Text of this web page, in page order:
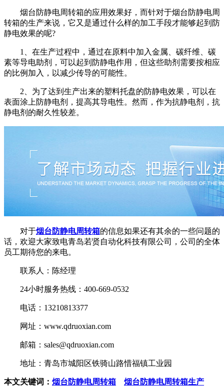
烟台防静电周转箱的应用效果好，而针对于烟台防静电周
转箱的生产来说，它又是通过什么样的加工手段才能够起到防
静电效果的呢?
1、在生产过程中，通过在原料中加入金属、碳纤维、碳
素等导电助剂，可以起到防静电作用，但这些助剂需要按相应
的比例加入，以减少传导的可能性。
2、为了达到生产出来的塑料托盘的防静电效果，可以在
表面涂上防静电剂，提高其导电性。然而，作为抗静电剂，抗
静电剂的耐久性较差。
对于烟台防静电周转箱的信息如果还有其余的一些问题的
话，欢迎大家致电青岛若贤自动化科技有限公司，公司的全体
员工期待您的来电。
联系人：陈经理
24小时服务热线：400-669-0532
电话：13210813377
网址：www.qdruoxian.com
邮箱：sales@qdruoxian.com
地址：青岛市城阳区铁骑山路惜福镇工业园
本文关键词： 烟台防静电周转箱 烟台防静电周转箱生产